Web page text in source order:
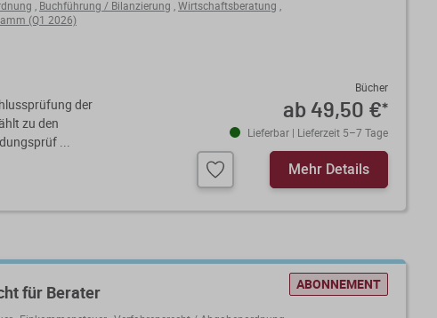
Buchführung / Bilanzierung Wirtschaftsberatung
(Q1 2026)
der
zu den
...
Bücher
ab 49,50 €*
Lieferbar | Lieferzeit 5–7 Tage
Mehr Details
ABONNEMENT
für Berater